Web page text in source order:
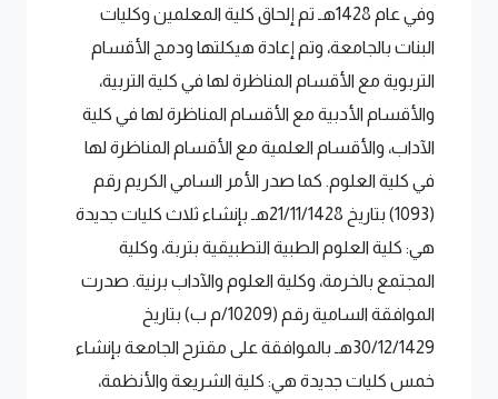
وفي عام 1428هـ تم إلحاق كلية المعلمين وكليات
البنات بالجامعة، وتم إعادة هيكلتها ودمج الأقسام
التربوية مع الأقسام المناظرة لها في كلية التربية،
والأقسام الأدبية مع الأقسام المناظرة لها في كلية
الآداب، والأقسام العلمية مع الأقسام المناظرة لها
في كلية العلوم. كما صدر الأمر السامي الكريم رقم
(1093) بتاريخ 21/11/1428هـ بإنشاء ثلاث كليات جديدة
هي: كلية العلوم الطبية التطبيقية بتربة، وكلية
المجتمع بالخرمة، وكلية العلوم والآداب برنية. صدرت
الموافقة السامية رقم (10209/م ب) بتاريخ
30/12/1429هـ بالموافقة على مقترح الجامعة بإنشاء
خمس كليات جديدة هي: كلية الشريعة والأنظمة،